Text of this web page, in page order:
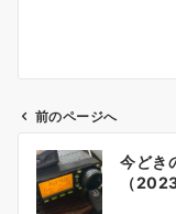
前のページへ
今どき
（